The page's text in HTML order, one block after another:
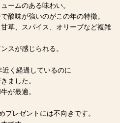
ームのある味わい。
酸味が強いのがこの年の特徴。
草、スパイス、オリーブなど複雑
スが感じられる。
く経過しているのに
ました。
が最適。
レゼントには不向きです。